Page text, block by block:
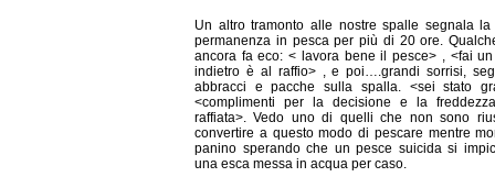
Un altro tramonto alle nostre spalle segnala la
permanenza in pesca per più di 20 ore.
ancora fa eco: < lavora bene il pesce> , <fai
indietro è al raffio> , e poi….grandi sorrisi,
abbracci e pacche sulla spalla. <sei stato
<complimenti per la decisione e la
raffiata>. Vedo uno di quelli che non sono
convertire a questo modo di pescare mentre
panino sperando che un pesce suicida si
una esca messa in acqua per caso.